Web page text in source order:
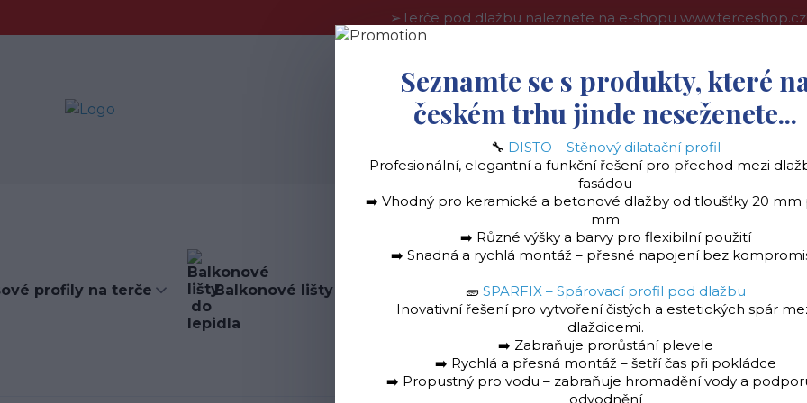
➢Terče pod dlažbu naleznete na e-shopu
profily na terče Balkonové lišty do lepidla Stěnový dilatační profil "DISTO"
Seznamte se s produkty, které
českém trhu jinde neseženete...
🔧 DISTO – Stěnový dilatační profil
Profesionální, elegantní a funkční řešení pro přechod mezi
fasádou
➡️ Vhodný pro keramické a betonové dlažby od tloušťky 20 mm
mm
➡️ Různé výšky a barvy pro flexibilní použití
➡️ Snadná a rychlá montáž – přesné napojení bez
🧱 SPARFIX – Spárovací profil pod dlažbu
Inovativní řešení pro vytvoření čistých a estetických spár
dlaždicemi.
➡️ Zabraňuje prorůstání plevele
➡️ Rychlá a přesná montáž – šetří čas při pokládce
➡️ Propustný pro vodu – zabraňuje hromadění vody a
odvodnění